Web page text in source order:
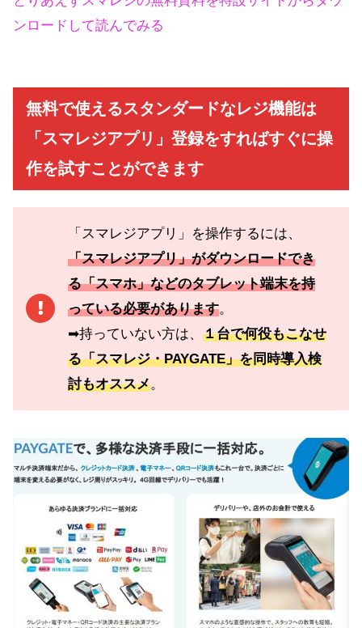
ンロードして読んでみる
無料で使えるスタンダードなレジ機能は
「スマレジアプリ」登録をすればすぐに操
作を試すことができます
「スマレジアプリ」を操作するには、
「スマレジアプリ」がダウンロードでき
る「スマホ」などのタブレット端末を持
っている必要があります。
➡持っていない方は、 １台で何役もこなせ
る「スマレジ・PAYGATE」を同時導入検
討もオススメ。